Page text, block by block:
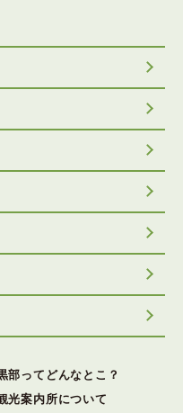
部ってどんなとこ？
光案内所について